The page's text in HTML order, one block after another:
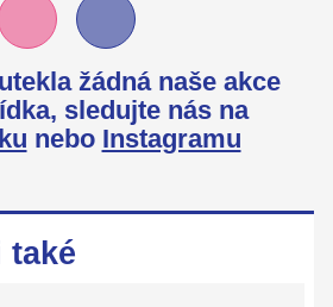
žádná naše akce
sledujte nás na
nebo Instagramu
také